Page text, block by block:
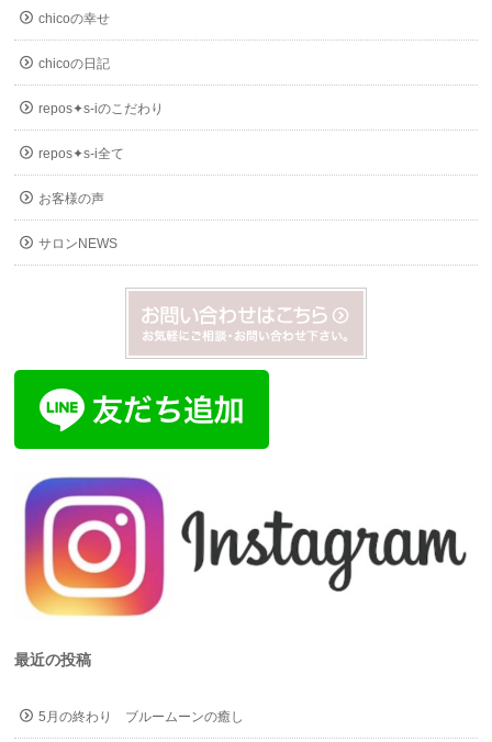
chicoの幸せ
chicoの日記
repos✦s-iのこだわり
repos✦s-i全て
お客様の声
サロンNEWS
最近の投稿
5月の終わり ブルームーンの癒し